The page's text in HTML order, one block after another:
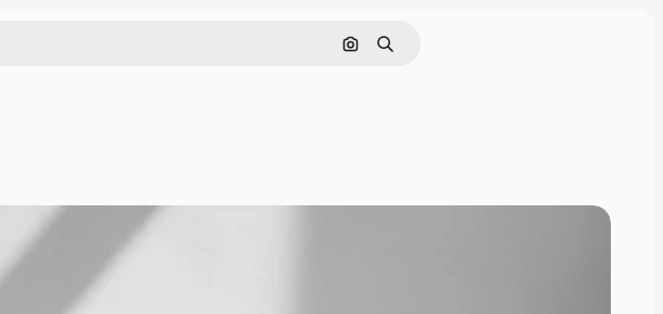
Cerca per immagine
Ricerca